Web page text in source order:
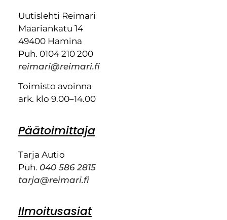
Uutislehti Reimari
Maariankatu 14
49400 Hamina
Puh. 0104 210 200
reimari@reimari.fi
Toimisto avoinna
ark. klo 9.00–14.00
Päätoimittaja
Tarja Autio
Puh. 040 586 2815
tarja@reimari.fi
Ilmoitusasiat